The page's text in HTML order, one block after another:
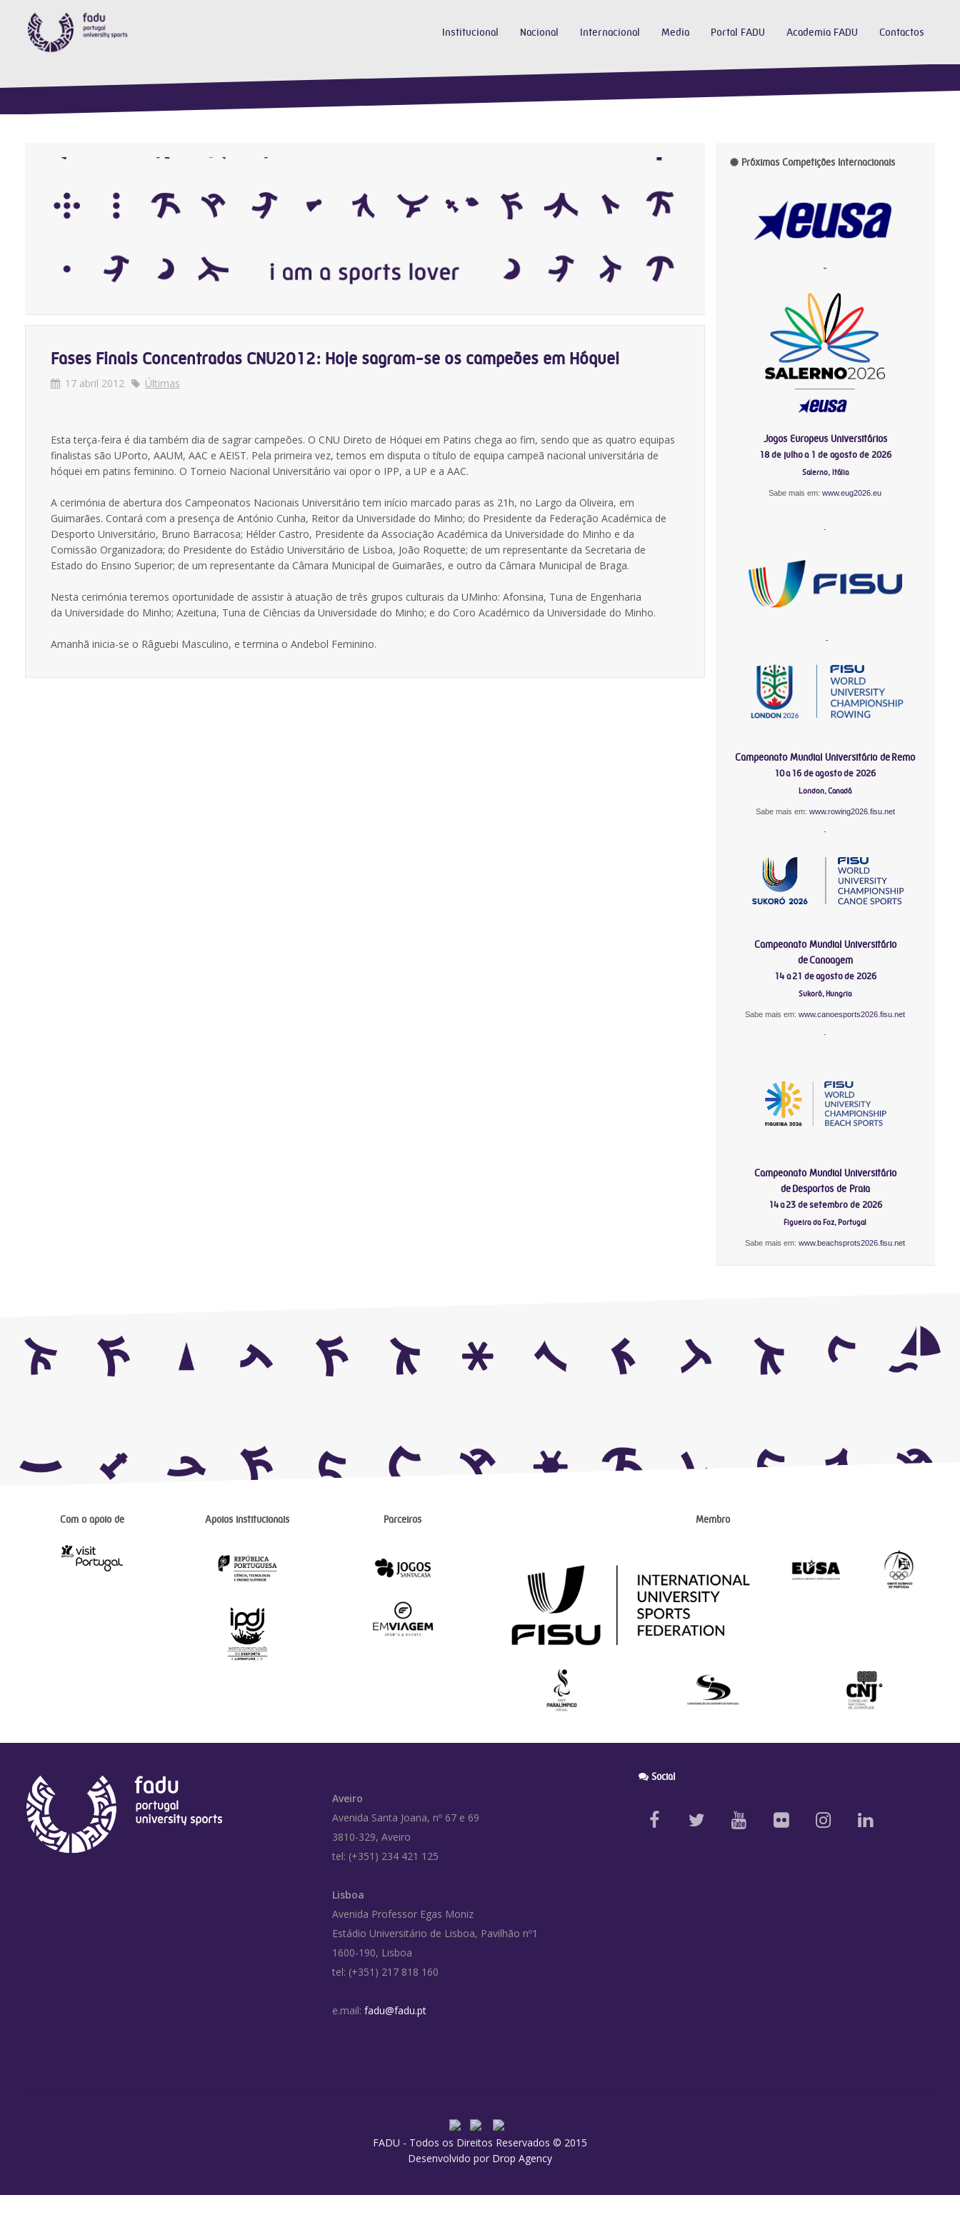
Institucional Nacional Internacional Media Portal FADU Academia FADU Contactos
Fases Finais Concentradas CNU2012: Hoje sagram-se os campeões em Hóquei
17 abril 2012 Últimas
Esta terça-feira é dia também dia de sagrar campeões. O CNU Direto de Hóquei em Patins chega ao fim, sendo que as quatro equipas
finalistas são UPorto, AAUM, AAC e AEIST. Pela primeira vez, temos em disputa o título de equipa campeã nacional universitária de
hóquei em patins feminino. O Torneio Nacional Universitário vai opor o IPP, a UP e a AAC.
A cerimónia de abertura dos Campeonatos Nacionais Universitário tem início marcado paras as 21h, no Largo da Oliveira, em
Guimarães. Contará com a presença de António Cunha, Reitor da Universidade do Minho; do Presidente da Federação Académica de
Desporto Universitário, Bruno Barracosa; Hélder Castro, Presidente da Associação Académica da Universidade do Minho e da
Comissão Organizadora; do Presidente do Estádio Universitário de Lisboa, João Roquette; de um representante da Secretaria de
Estado do Ensino Superior; de um representante da Câmara Municipal de Guimarães, e outro da Câmara Municipal de Braga.
Nesta cerimónia teremos oportunidade de assistir à atuação de três grupos culturais da UMinho: Afonsina, Tuna de Engenharia
da Universidade do Minho; Azeituna, Tuna de Ciências da Universidade do Minho; e do Coro Académico da Universidade do Minho.
Amanhã inicia-se o Râguebi Masculino, e termina o Andebol Feminino.
Próximas Competições Internacionais
-
Jogos Europeus Universitários
18 de julho a 1 de agosto de 2026
Salerno, Itália
Sabe mais em:www.eug2026.eu
-
-
Campeonato Mundial Universitário de Remo
10 a 16 de agosto de 2026
London, Canadá
Sabe mais em: www.rowing2026.fisu.net
-
Campeonato Mundial Universitário
de Canoagem
14 a 21 de agosto de 2026
Sukoró, Hungria
Sabe mais em:www.canoesports2026.fisu.net
-
Campeonato Mundial Universitário
de Desportos de Praia
14 a 23 de setembro de 2026
Figueira da Foz, Portugal
Sabe mais em:www.beachsprots2026.fisu.net
Com o apoio de Apoios institucionais Parceiros Membro
Aveiro
Avenida Santa Joana, nº 67 e 69
3810-329, Aveiro
tel: (+351) 234 421 125
Lisboa
Avenida Professor Egas Moniz
Estádio Universitário de Lisboa, Pavilhão nº1
1600-190, Lisboa
tel: (+351) 217 818 160
e.mail: fadu@fadu.pt
Social
FADU - Todos os Direitos Reservados © 2015
Desenvolvido por Drop Agency